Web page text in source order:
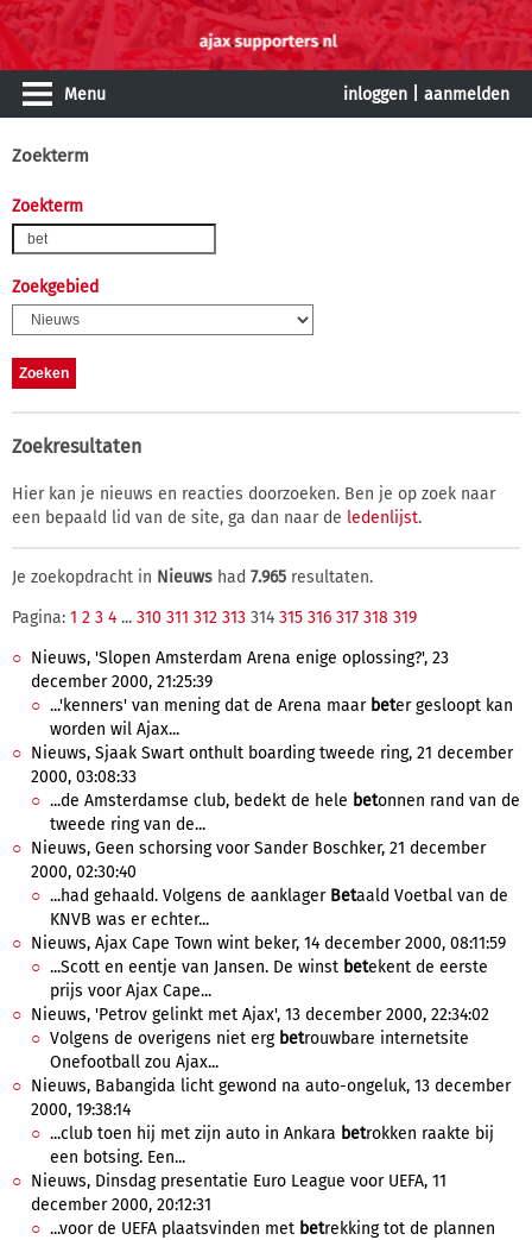
Menu inloggen aanmelden
Zoekterm
Zoekterm
Zoekgebied
Zoekresultaten
Hier kan je nieuws en reacties doorzoeken. Ben je op zoek naar
een bepaald lid van de site, ga dan naar de ledenlijst.
Je zoekopdracht in Nieuws had 7.965 resultaten.
Pagina: 1 2 3 4 ... 310 311 312 313 314 315 316 317 318 319
Nieuws, 'Slopen Amsterdam Arena enige oplossing?', 23
december 2000, 21:25:39
...'kenners' van mening dat de Arena maar beter gesloopt kan
worden wil Ajax...
Nieuws, Sjaak Swart onthult boarding tweede ring, 21 december
2000, 03:08:33
...de Amsterdamse club, bedekt de hele betonnen rand van de
tweede ring van de...
Nieuws, Geen schorsing voor Sander Boschker, 21 december
2000, 02:30:40
...had gehaald. Volgens de aanklager Betaald Voetbal van de
KNVB was er echter...
Nieuws, Ajax Cape Town wint beker, 14 december 2000, 08:11:59
...Scott en eentje van Jansen. De winst betekent de eerste
prijs voor Ajax Cape...
Nieuws, 'Petrov gelinkt met Ajax', 13 december 2000, 22:34:02
Volgens de overigens niet erg betrouwbare internetsite
Onefootball zou Ajax...
Nieuws, Babangida licht gewond na auto-ongeluk, 13 december
2000, 19:38:14
...club toen hij met zijn auto in Ankara betrokken raakte bij
een botsing. Een...
Nieuws, Dinsdag presentatie Euro League voor UEFA, 11
december 2000, 20:12:31
...voor de UEFA plaatsvinden met betrekking tot de plannen